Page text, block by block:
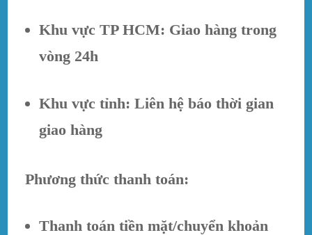
Khu vực TP HCM: Giao hàng trong
vòng 24h
Khu vực tỉnh: Liên hệ báo thời gian
giao hàng
Phương thức thanh toán:
Thanh toán tiền mặt/chuyển khoản